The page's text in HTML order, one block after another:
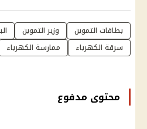
بطاقات التموين وزير التموين
سرقة الكهرباء
ممارسة الكهرباء
محتوى مدفوع